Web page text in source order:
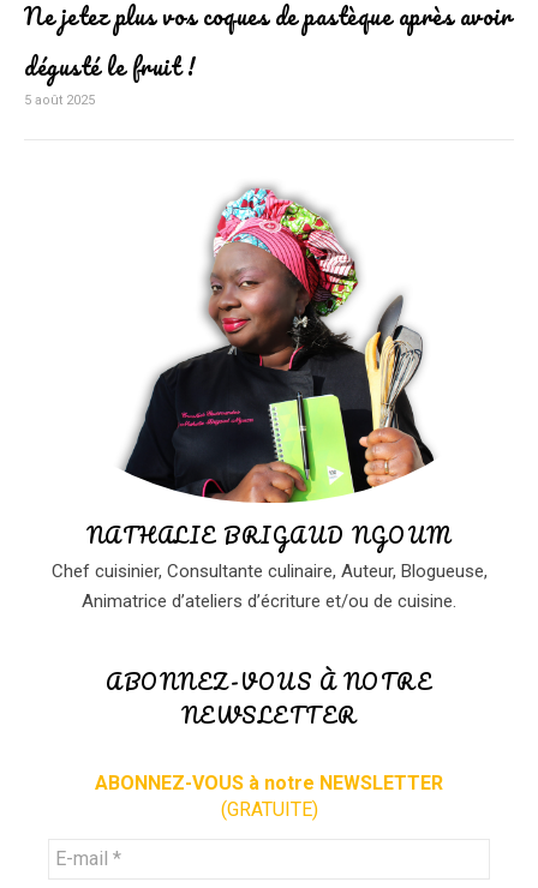
Ne jetez plus vos coques de pastèque après avoir
dégusté le fruit !
5 août 2025
NATHALIE BRIGAUD NGOUM
Chef cuisinier, Consultante culinaire, Auteur, Blogueuse,
Animatrice d’ateliers d’écriture et/ou de cuisine.
ABONNEZ-VOUS À NOTRE
NEWSLETTER
ABONNEZ-VOUS à notre NEWSLETTER
(GRATUITE)